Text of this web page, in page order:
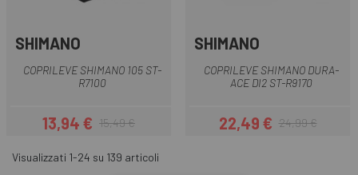
SHIMANO
COPRILEVE SHIMANO 105 ST-
R7100
Prezzo
13,94 €Prezzo base
15,49 €
SHIMANO
COPRILEVE SHIMANO DURA-
ACE DI2 ST-R9170
Prezzo
22,49 €Prezzo base
24,99 €
Visualizzati 1-24 su 139 articoli